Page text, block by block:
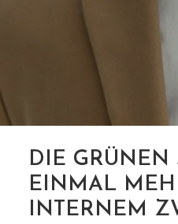
ULRIKE
DIE GRÜNEN
EINMAL
INTERNEM